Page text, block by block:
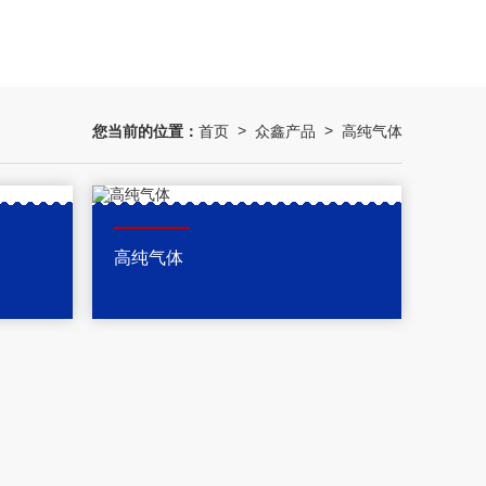
您当前的位置： 首页 > 众鑫产品 > 高纯气体
高纯气体